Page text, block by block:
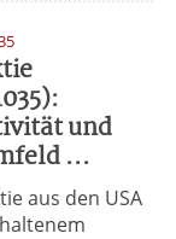
und
...
aus den USA